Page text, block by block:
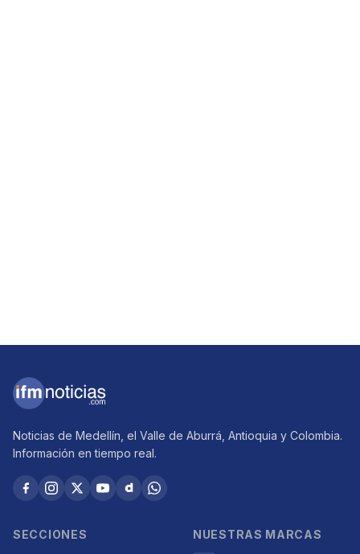
Noticias de Medellín, el Valle de Aburrá, Antioquia y Colombia.
Información en tiempo real.
SECCIONES NUESTRAS MARCAS